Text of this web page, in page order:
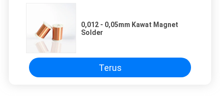
0,012 - 0,05mm Kawat Magnet
Solder
Terus